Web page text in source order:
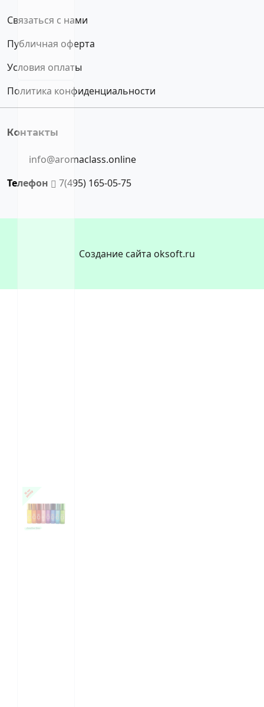
Связаться с нами
Публичная оферта
Условия оплаты
Политика конфиденциальности
Контакты
info@aromaclass.online
Телефон
7(495) 165-05-75
Создание сайта oksoft.ru